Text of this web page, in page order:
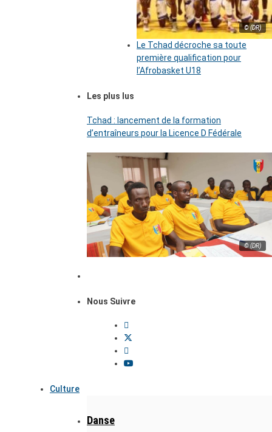
© (DR)
Le Tchad décroche sa toute
première qualification pour
l’Afrobasket U18
Les plus lus
Tchad : lancement de la formation
d’entraîneurs pour la Licence D Fédérale
© (DR)
Nous Suivre
Culture
Danse